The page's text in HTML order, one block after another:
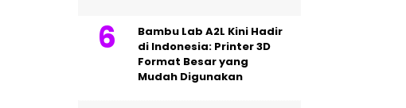
Bambu Lab A2L Kini Hadir
di Indonesia: Printer 3D
Format Besar yang
Mudah Digunakan